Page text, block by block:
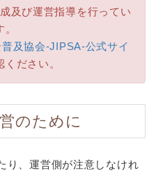
及び運営指導を行ってい
。
及協会-JIPSA-公式サイ
ださい。
のために
り、運営側が注意しなけれ